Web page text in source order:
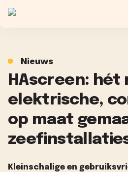
Nieuws
HAscreen: hét
elektrische,
op maat
Kleinschalige en